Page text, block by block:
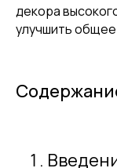
декора
улучшить